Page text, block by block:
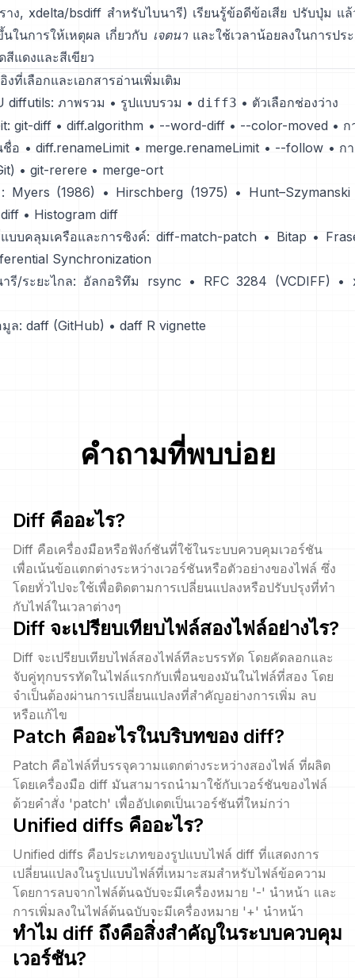
าง, xdelta/bsdiff สำหรับไบนารี) เรียนรู้ข้อดีข้อเสีย ปรับปุ่ม แ
นในการให้เหตุผล เกี่ยวกับ เจตนาและใช้เวลาน้อยลงในการปร
สีแดงและสีเขียว
งที่เลือกและเอกสารอ่านเพิ่มเติม
diffutils: ภาพรวม • รูปแบบรวม • diff3 • ตัวเลือกช่องว่าง
git-diff • diff.algorithm • --word-diff • --color-moved • ก
ชื่อ • diff.renameLimit • merge.renameLimit • --follow • ก
• git-rerere • merge-ort
Myers (1986) • Hirschberg (1975) •
• Histogram diff
บบคลุมเครือและการซิงค์: diff-match-patch • Bitap •
Synchronization
รี/ระยะไกล: อัลกอริทึม rsync • RFC 3284 (VCDIFF) •
ล: daff (GitHub) • daff R vignette
คำถามที่พบบ่อย
Diff คืออะไร?
Diff คือเครื่องมือหรือฟังก์ชันที่ใช้ในระบบควบคุมเวอร์ชัน
เพื่อเน้นข้อแตกต่างระหว่างเวอร์ชันหรือตัวอย่างของไฟล์ ซึ่ง
โดยทั่วไปจะใช้เพื่อติดตามการเปลี่ยนแปลงหรือปรับปรุงที่ทำ
กับไฟล์ในเวลาต่างๆ
Diff จะเปรียบเทียบไฟล์สองไฟล์อย่างไร?
Diff จะเปรียบเทียบไฟล์สองไฟล์ทีละบรรทัด โดยคัดลอกและ
จับคู่ทุกบรรทัดในไฟล์แรกกับเพื่อนของมันในไฟล์ที่สอง โดย
จำเป็นต้องผ่านการเปลี่ยนแปลงที่สำคัญอย่างการเพิ่ม ลบ
หรือแก้ไข
Patch คืออะไรในบริบทของ diff?
Patch คือไฟล์ที่บรรจุความแตกต่างระหว่างสองไฟล์ ที่ผลิต
โดยเครื่องมือ diff มันสามารถนำมาใช้กับเวอร์ชันของไฟล์
ด้วยคำสั่ง 'patch' เพื่ออัปเดตเป็นเวอร์ชันที่ใหม่กว่า
Unified diffs คืออะไร?
Unified diffs คือประเภทของรูปแบบไฟล์ diff ที่แสดงการ
เปลี่ยนแปลงในรูปแบบไฟล์ที่เหมาะสมสำหรับไฟล์ข้อความ
โดยการลบจากไฟล์ต้นฉบับจะมีเครื่องหมาย '-' นำหน้า และ
การเพิ่มลงในไฟล์ต้นฉบับจะมีเครื่องหมาย '+' นำหน้า
ทำไม diff ถึงคือสิ่งสำคัญในระบบควบคุม
เวอร์ชัน?